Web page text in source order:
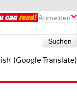
Anmelden
(Google Translate)